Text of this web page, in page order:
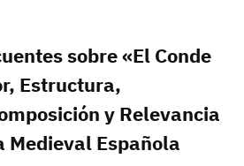
sobre «El Conde
Estructura,
y Relevancia
Española